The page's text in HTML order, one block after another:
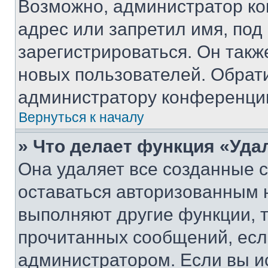
Возможно, администратор
адрес или запретил имя,
зарегистрироваться. Он
новых пользователей.
администратору
Вернуться к началу
» Что делает функция
Она удаляет все созданные
оставаться
выполняют другие функции,
прочитанных сообщений,
администратором. Если вы